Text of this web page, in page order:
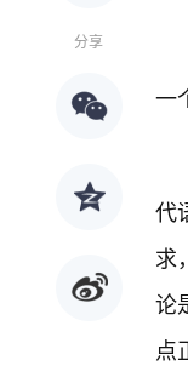
分享
一
代
求
论
点